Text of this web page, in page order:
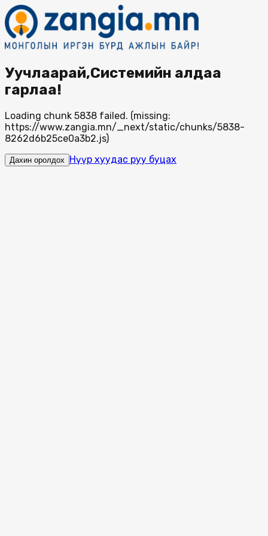
Уучлаарай,Системийн алдаа
гарлаа!
Loading chunk 5838 failed. (missing:
https://www.zangia.mn/_next/static/chunks/5838-
8262d6b25ce0a3b2.js)
Дахин оролдох Нүүр хуудас руу буцах